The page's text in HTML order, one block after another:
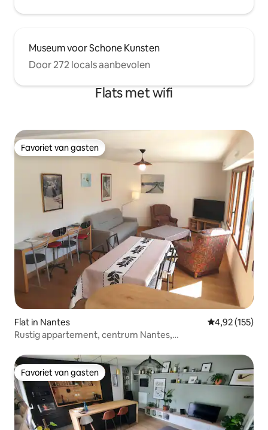
Museum voor Schone Kunsten
Door 272 locals aanbevolen
Flats met wifi
Favoriet van gasten
Favoriet van gasten
Flat in Nantes Gemiddelde
4,92 (155)
Rustig appartement, centrum Nantes,
Favoriet van gasten
Favoriet van gasten